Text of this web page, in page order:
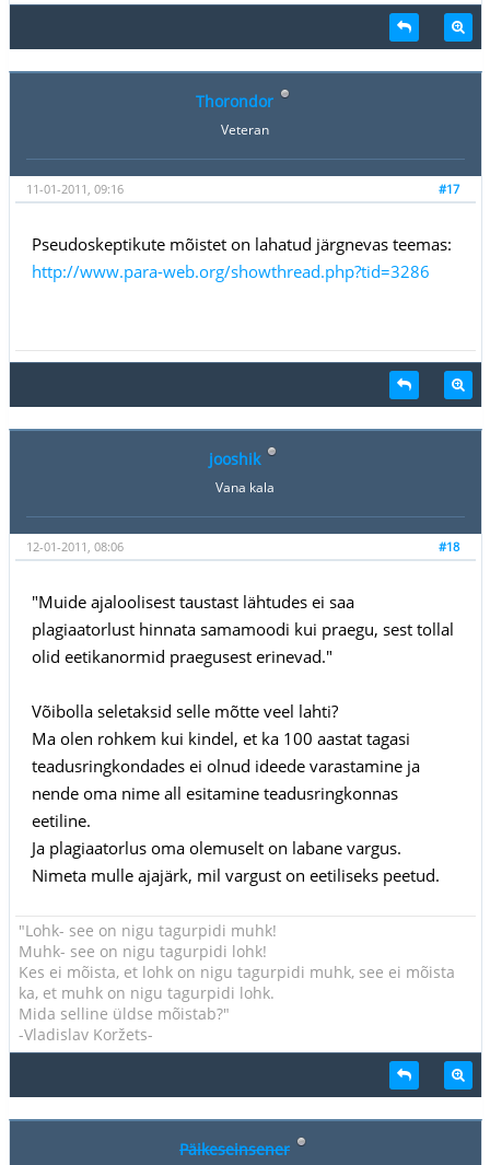
Thorondor
Veteran
#17
11-01-2011, 09:16
Pseudoskeptikute mõistet on lahatud järgnevas teemas:
http://www.para-web.org/showthread.php?tid=3286
jooshik
Vana kala
#18
12-01-2011, 08:06
"Muide ajaloolisest taustast lähtudes ei saa
plagiaatorlust hinnata samamoodi kui praegu, sest tollal
olid eetikanormid praegusest erinevad."
Võibolla seletaksid selle mõtte veel lahti?
Ma olen rohkem kui kindel, et ka 100 aastat tagasi
teadusringkondades ei olnud ideede varastamine ja
nende oma nime all esitamine teadusringkonnas
eetiline.
Ja plagiaatorlus oma olemuselt on labane vargus.
Nimeta mulle ajajärk, mil vargust on eetiliseks peetud.
"Lohk- see on nigu tagurpidi muhk!
Muhk- see on nigu tagurpidi lohk!
Kes ei mõista, et lohk on nigu tagurpidi muhk, see ei mõista
ka, et muhk on nigu tagurpidi lohk.
Mida selline üldse mõistab?"
-Vladislav Koržets-
Päikeseinsener